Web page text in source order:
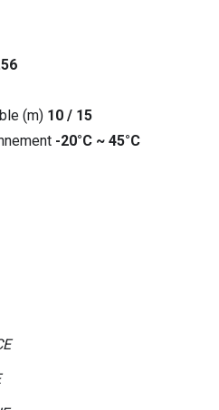
(m) 10 / 15
-20°C ~ 45°C